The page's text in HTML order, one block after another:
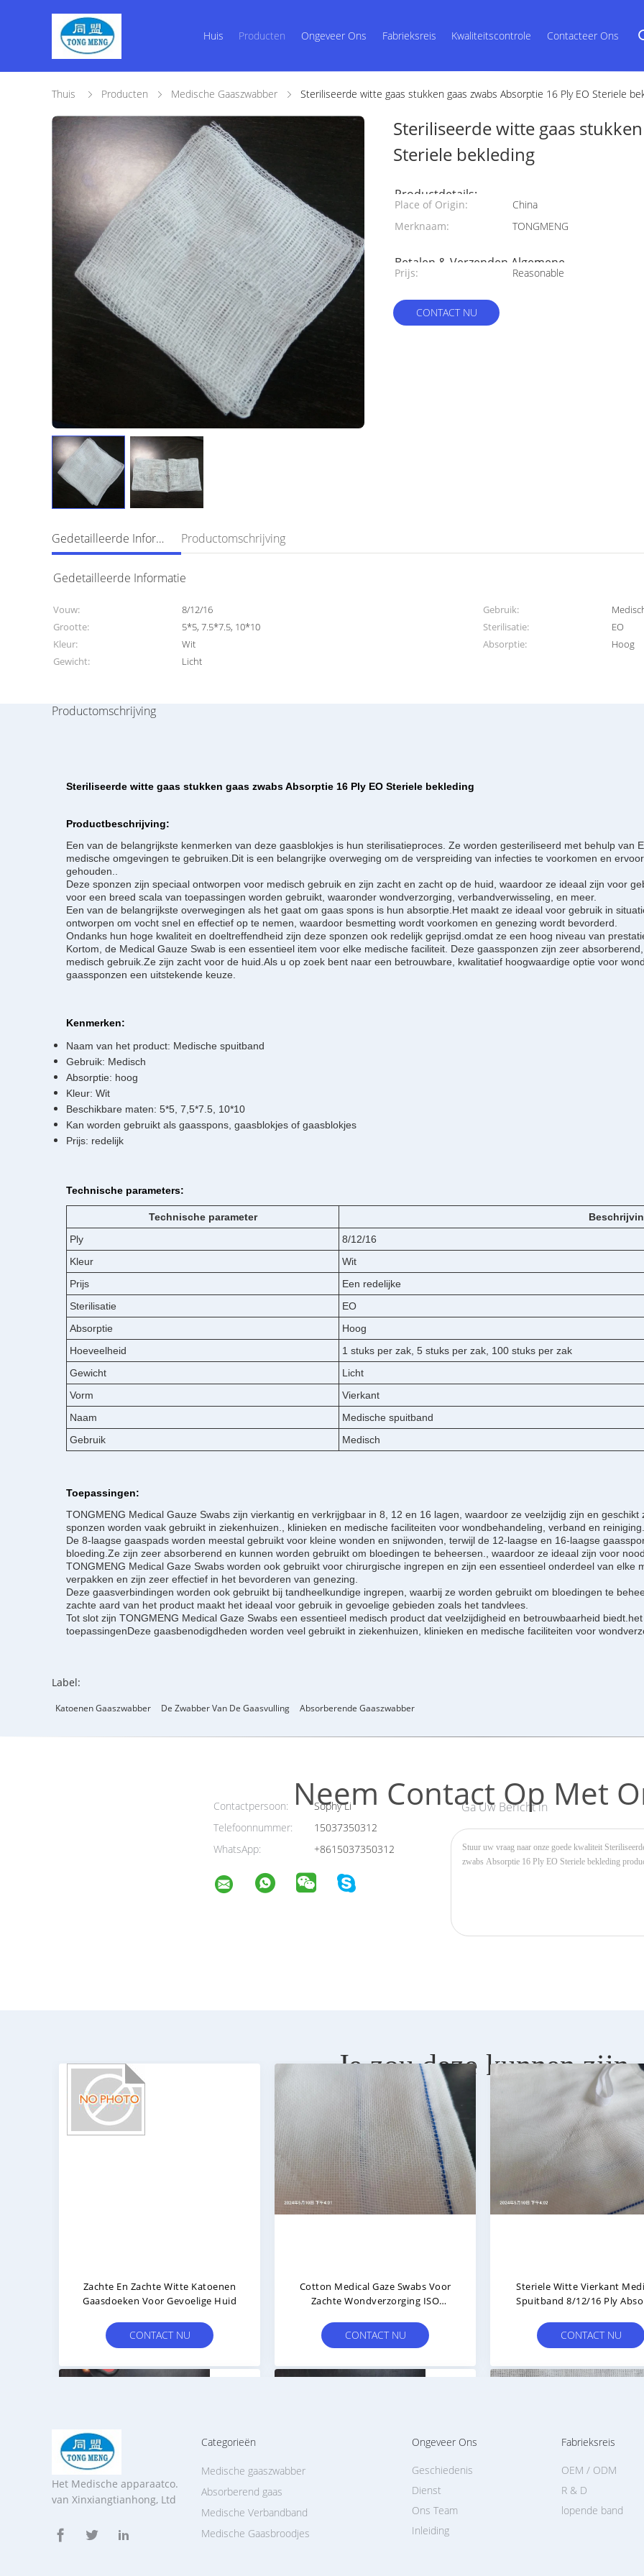
Huis Producten Ongeveer Ons Fabrieksreis Kwaliteitscontrole Contacteer Ons
Thuis Producten Medische Gaaszwabber Steriliseerde witte gaas stukken gaas zwabs Absorptie 16 Ply EO Steriele
Steriliseerde witte gaas
Steriele bekleding
Productdetails:
Place of Origin:
China
Merknaam:
TONGMENG
Betalen & Verzenden Algemene
voorwaarden:
Prijs: Reasonable
CONTACT NU
Gedetailleerde Informatie Productomschrijving
Gedetailleerde Informatie
Vouw: 8/12/16 Gebruik:
Grootte:
5*5, 7.5*7.5, 10*10 Sterilisatie:
EO
Kleur:
Wit Absorptie:
Hoog
Gewicht:
Licht
Productomschrijving
Steriliseerde witte gaas stukken gaas zwabs Absorptie 16 Ply EO Steriele bekleding
Productbeschrijving:
Een van de belangrijkste kenmerken van deze gaasblokjes is hun sterilisatieproces. Ze worden gesteriliseerd met behulp van
medische omgevingen te gebruiken.Dit is een belangrijke overweging om de verspreiding van infecties te voorkomen en
gehouden..
Deze sponzen zijn speciaal ontworpen voor medisch gebruik en zijn zacht en zacht op de huid, waardoor ze ideaal zijn voor
voor een breed scala van toepassingen worden gebruikt, waaronder wondverzorging, verbandverwisseling, en meer.
Een van de belangrijkste overwegingen als het gaat om gaas spons is hun absorptie.Het maakt ze ideaal voor gebruik in
ontworpen om vocht snel en effectief op te nemen, waardoor besmetting wordt voorkomen en genezing wordt bevorderd.
Ondanks hun hoge kwaliteit en doeltreffendheid zijn deze sponzen ook redelijk geprijsd.omdat ze een hoog niveau van
Kortom, de Medical Gauze Swab is een essentieel item voor elke medische faciliteit. Deze gaassponzen zijn zeer
medisch gebruik.Ze zijn zacht voor de huid.Als u op zoek bent naar een betrouwbare, kwalitatief hoogwaardige optie voor
gaassponzen een uitstekende keuze.
Kenmerken:
Naam van het product: Medische spuitband
Gebruik: Medisch
Absorptie: hoog
Kleur: Wit
Beschikbare maten: 5*5, 7,5*7.5, 10*10
Kan worden gebruikt als gaasspons, gaasblokjes of gaasblokjes
Prijs: redelijk
Technische parameters:
Technische parameter
Ply
8/12/16
Kleur
Wit
Prijs
Een redelijke
Sterilisatie
EO
Absorptie
Hoog
Hoeveelheid
1 stuks per zak, 5 stuks per zak, 100 stuks per zak
Gewicht
Licht
Vorm
Vierkant
Naam
Medische spuitband
Gebruik
Medisch
Toepassingen:
TONGMENG Medical Gauze Swabs zijn vierkantig en verkrijgbaar in 8, 12 en 16 lagen, waardoor ze veelzijdig zijn en
sponzen worden vaak gebruikt in ziekenhuizen., klinieken en medische faciliteiten voor wondbehandeling, verband en reiniging.
De 8-laagse gaaspads worden meestal gebruikt voor kleine wonden en snijwonden, terwijl de 12-laagse en 16-laagse
bloeding.Ze zijn zeer absorberend en kunnen worden gebruikt om bloedingen te beheersen., waardoor ze ideaal zijn voor
TONGMENG Medical Gaze Swabs worden ook gebruikt voor chirurgische ingrepen en zijn een essentieel onderdeel van elke
verpakken en zijn zeer effectief in het bevorderen van genezing.
Deze gaasverbindingen worden ook gebruikt bij tandheelkundige ingrepen, waarbij ze worden gebruikt om bloedingen te
zachte aard van het product maakt het ideaal voor gebruik in gevoelige gebieden zoals het tandvlees.
Tot slot zijn TONGMENG Medical Gaze Swabs een essentieel medisch product dat veelzijdigheid en betrouwbaarheid
toepassingenDeze gaasbenodigdheden worden veel gebruikt in ziekenhuizen, klinieken en medische faciliteiten voor
Label:
Katoenen Gaaszwabber De Zwabber Van De Gaasvulling Absorberende Gaaszwabber
Neem Contact Op Met
Contactpersoon:
Sophy Li
Telefoonnummer:
15037350312
WhatsApp:
+8615037350312
Ga Uw Bericht in
Je zou deze kunnen zijn
Zachte En Zachte Witte Katoenen
Gaasdoeken Voor Gevoelige Huid
CONTACT NU
Cotton Medical Gaze Swabs Voor
Zachte Wondverzorging ISO
CONTACT NU
Steriele Witte Vierkant
Spuitband 8/12/16 Ply
CONTACT NU
Het Medische apparaatco.
van Xinxiangtianhong, Ltd
Categorieën
Medische Gaasbroodjes
Medische gaaszwabber
Absorberend gaas
Medische Verbandband
Ongeveer Ons
Inleiding
Geschiedenis
Dienst
Ons Team
Fabrieksreis
lopende band
OEM / ODM
R & D